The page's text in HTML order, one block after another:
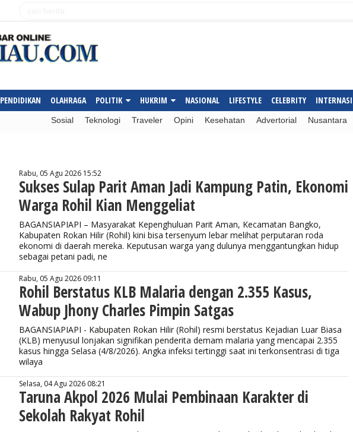
PENDIDIKAN OLAHRAGA POLITIK HUKRIM NASIONAL LIFESTYLE CELEBRITY
Sosial Teknologi Traveler Opini Kesehatan Advertorial Nusantara
Rabu, 05 Agu 2026 15:52
Sukses Sulap Parit Aman Jadi Kampung Patin, Ekonomi
Warga Rohil Kian Menggeliat
BAGANSIAPIAPI – Masyarakat Kepenghuluan Parit Aman, Kecamatan Bangko,
Kabupaten Rokan Hilir (Rohil) kini bisa tersenyum lebar melihat perputaran roda
ekonomi di daerah mereka. Keputusan warga yang dulunya menggantungkan hidup
sebagai petani padi, ne
Rabu, 05 Agu 2026 09:11
Rohil Berstatus KLB Malaria dengan 2.355 Kasus,
Wabup Jhony Charles Pimpin Satgas
BAGANSIAPIAPI - Kabupaten Rokan Hilir (Rohil) resmi berstatus Kejadian Luar Biasa
(KLB) menyusul lonjakan signifikan penderita demam malaria yang mencapai 2.355
kasus hingga Selasa (4/8/2026). Angka infeksi tertinggi saat ini terkonsentrasi di tiga
wilaya
Selasa, 04 Agu 2026 08:21
Taruna Akpol 2026 Mulai Pembinaan Karakter di
Sekolah Rakyat Rohil